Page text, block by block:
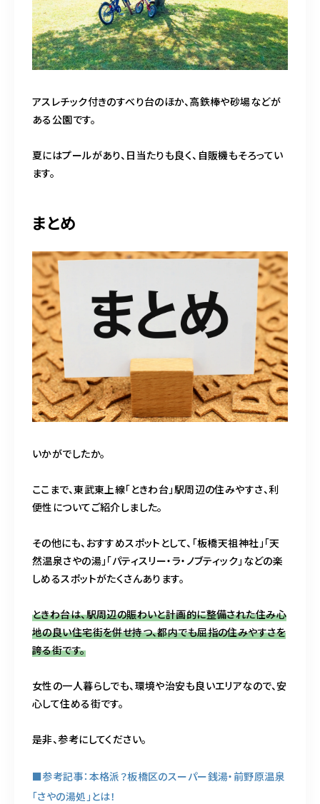
アスレチック付きのすべり台のほか、高鉄棒や砂場などが
ある公園です。
夏にはプールがあり、日当たりも良く、自販機もそろってい
ます。
まとめ
いかがでしたか。
ここまで、東武東上線「ときわ台」駅周辺の住みやすさ、利
便性についてご紹介しました。
その他にも、おすすめスポットとして、「板橋天祖神社」「天
然温泉さやの湯」「パティスリー・ラ・ノブティック」などの楽
しめるスポットがたくさんあります。
ときわ台は、駅周辺の賑わいと計画的に整備された住み心
地の良い住宅街を併せ持つ、都内でも屈指の住みやすさを
誇る街です。
女性の一人暮らしでも、環境や治安も良いエリアなので、安
心して住める街です。
是非、参考にしてください。
■参考記事：本格派？板橋区のスーパー銭湯・前野原温泉
「さやの湯処」とは！